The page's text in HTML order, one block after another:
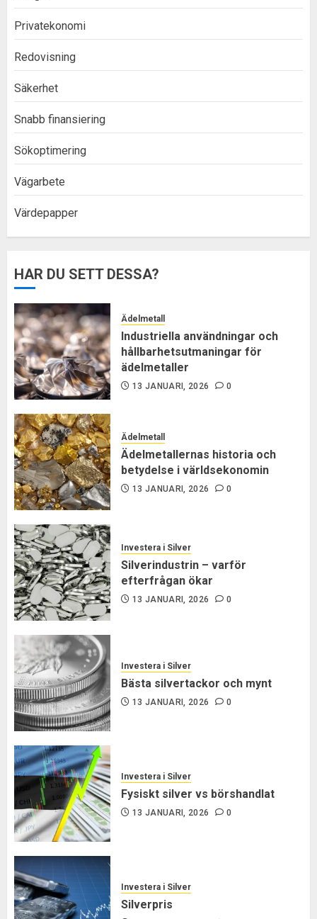
Privatekonomi
Redovisning
Säkerhet
Snabb finansiering
Sökoptimering
Vägarbete
Värdepapper
HAR DU SETT DESSA?
Ädelmetall
Industriella användningar och
hållbarhetsutmaningar för
ädelmetaller
13 JANUARI, 2026 0
Ädelmetall
Ädelmetallernas historia och
betydelse i världsekonomin
13 JANUARI, 2026 0
Investera i Silver
Silverindustrin – varför
efterfrågan ökar
13 JANUARI, 2026 0
Investera i Silver
Bästa silvertackor och mynt
13 JANUARI, 2026 0
Investera i Silver
Fysiskt silver vs börshandlat
13 JANUARI, 2026 0
Investera i Silver
Silverpris